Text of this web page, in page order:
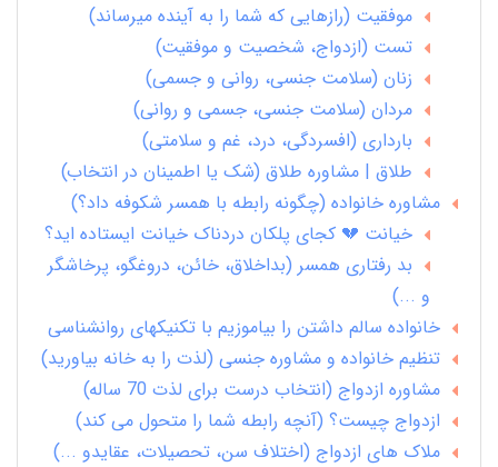
موفقیت (رازهایی که شما را به آینده میرساند)
تست (ازدواج، شخصیت و موفقیت)
زنان (سلامت جنسی، روانی و جسمی)
مردان (سلامت جنسی، جسمی و روانی)
بارداری (افسردگی، درد، غم و سلامتی)
طلاق | مشاوره طلاق (شک یا اطمینان در انتخاب)
مشاوره خانواده (چگونه رابطه با همسر شکوفه داد؟)
خیانت 💔 کجای پلکان دردناک خیانت ایستاده اید؟
بد رفتاری همسر (بداخلاق، خائن، دروغگو، پرخاشگر
و ...)
خانواده سالم داشتن را بیاموزیم با تکنیکهای روانشناسی
تنظیم خانواده و مشاوره جنسی (لذت را به خانه بیاورید)
مشاوره ازدواج (انتخاب درست برای لذت 70 ساله)
ازدواج چیست؟ (آنچه رابطه شما را متحول می کند)
ملاک های ازدواج (اختلاف سن، تحصیلات، عقایدو ...)